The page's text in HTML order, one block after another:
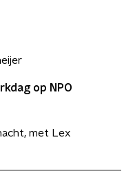
op NPO
met Lex